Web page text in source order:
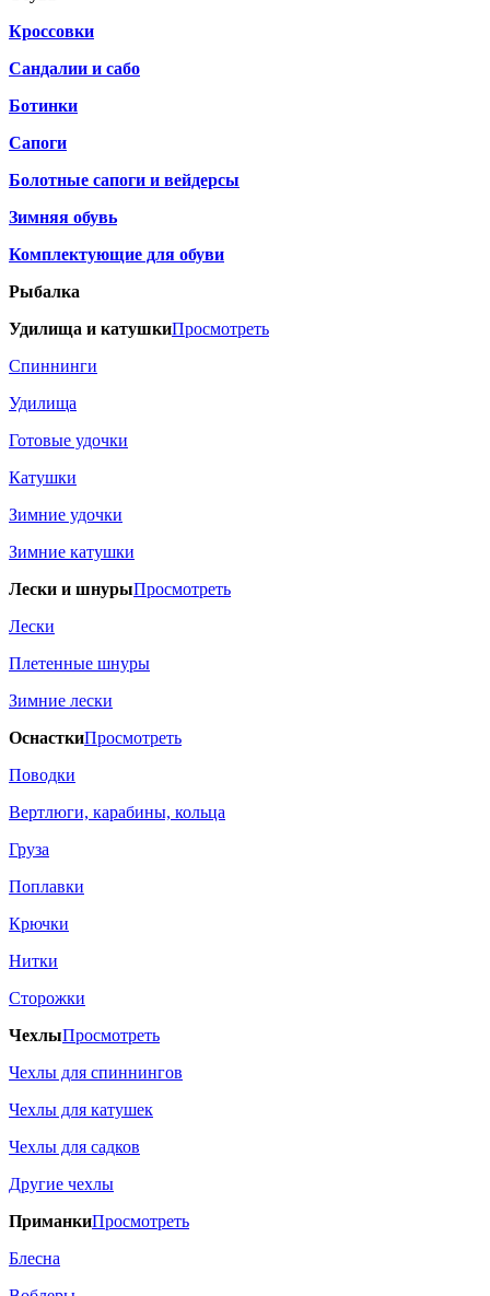
Кроссовки
Сандалии и сабо
Ботинки
Сапоги
Болотные сапоги и вейдерсы
Зимняя обувь
Комплектующие для обуви
Рыбалка
Удилища и катушкиПросмотреть
Спиннинги
Удилища
Готовые удочки
Катушки
Зимние удочки
Зимние катушки
Лески и шнурыПросмотреть
Лески
Плетенные шнуры
Зимние лески
ОснасткиПросмотреть
Поводки
Вертлюги, карабины, кольца
Груза
Поплавки
Крючки
Нитки
Сторожки
ЧехлыПросмотреть
Чехлы для спиннингов
Чехлы для катушек
Чехлы для садков
Другие чехлы
ПриманкиПросмотреть
Блесна